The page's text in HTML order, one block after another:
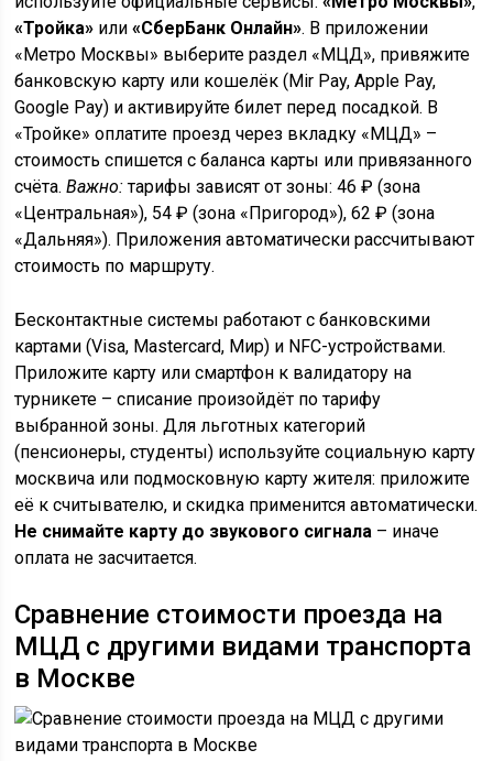
«Тройка» или«СберБанк Онлайн». В приложении
«Метро Москвы» выберите раздел «МЦД», привяжите
банковскую карту или кошелёк (Mir Pay, Apple Pay,
Google Pay) и активируйте билет перед посадкой. В
«Тройке» оплатите проезд через вкладку «МЦД» –
стоимость спишется с баланса карты или привязанного
счёта.Важно:тарифы зависят от зоны: 46 ₽ (зона
«Центральная»), 54 ₽ (зона «Пригород»), 62 ₽ (зона
«Дальняя»). Приложения автоматически рассчитывают
стоимость по маршруту.
Бесконтактные системы работают с банковскими
картами (Visa, Mastercard, Мир) и NFC-устройствами.
Приложите карту или смартфон к валидатору на
турникете – списание произойдёт по тарифу
выбранной зоны. Для льготных категорий
(пенсионеры, студенты) используйте социальную карту
москвича или подмосковную карту жителя: приложите
её к считывателю, и скидка применится автоматически.
Не снимайте карту до звукового сигнала – иначе
оплата не засчитается.
Сравнение стоимости проезда на
МЦД с другими видами транспорта
в Москве